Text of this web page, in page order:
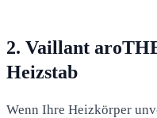
2. Vaillant
Heizstab
Wenn Ihre Heizkörper